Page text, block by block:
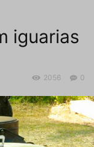
iguarias
0
2056